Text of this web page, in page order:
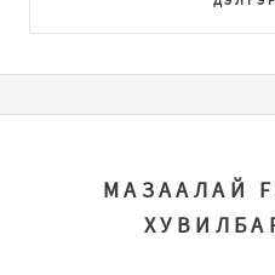
МАЗААЛАЙ